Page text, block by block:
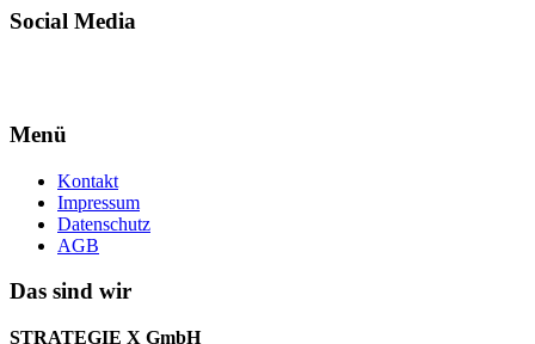
Social Media
Menü
Kontakt
Impressum
Datenschutz
AGB
Das sind wir
STRATEGIE X GmbH